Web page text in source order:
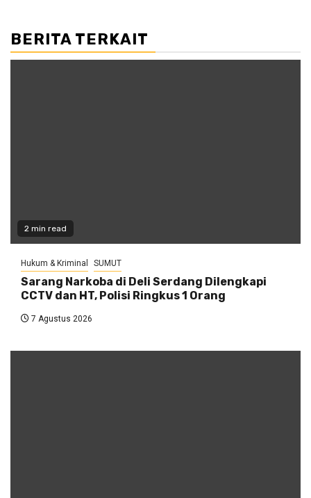
BERITA TERKAIT
2 min read
Hukum & Kriminal SUMUT
Sarang Narkoba di Deli Serdang Dilengkapi
CCTV dan HT, Polisi Ringkus 1 Orang
7 Agustus 2026